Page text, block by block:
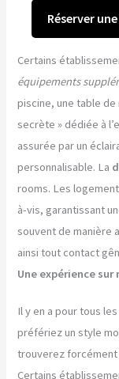
Réserver
Certains
équipements
piscine, une table
secrète » dédiée à
assurée par un
personnalisable. La
rooms. Les
à-vis, garantissant
souvent de manière
ainsi tout contact
Une expérience
Il y en a pour tous
préfériez un style
trouverez forcément
Certains